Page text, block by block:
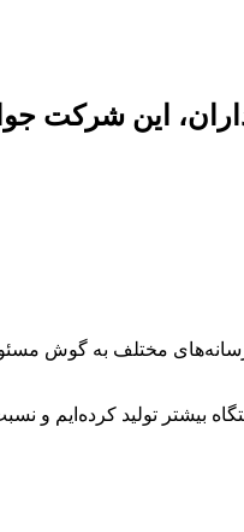
این شرکت
مختلف به گوش
و شبکه‌فروش ایران‌خودرو” گفت: ما نسبت‌به سال گذشته جلوتر